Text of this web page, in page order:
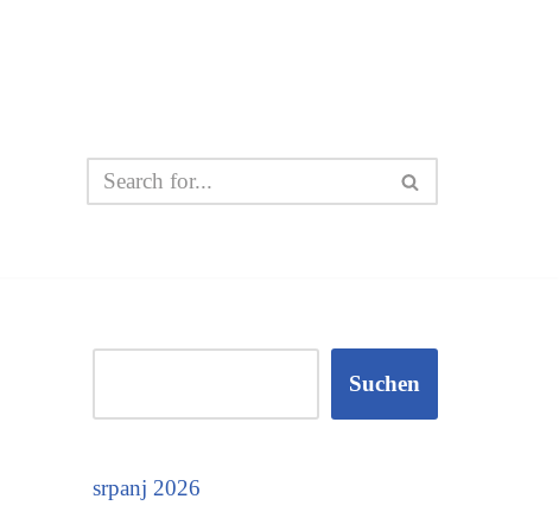
Suchen
srpanj 2026